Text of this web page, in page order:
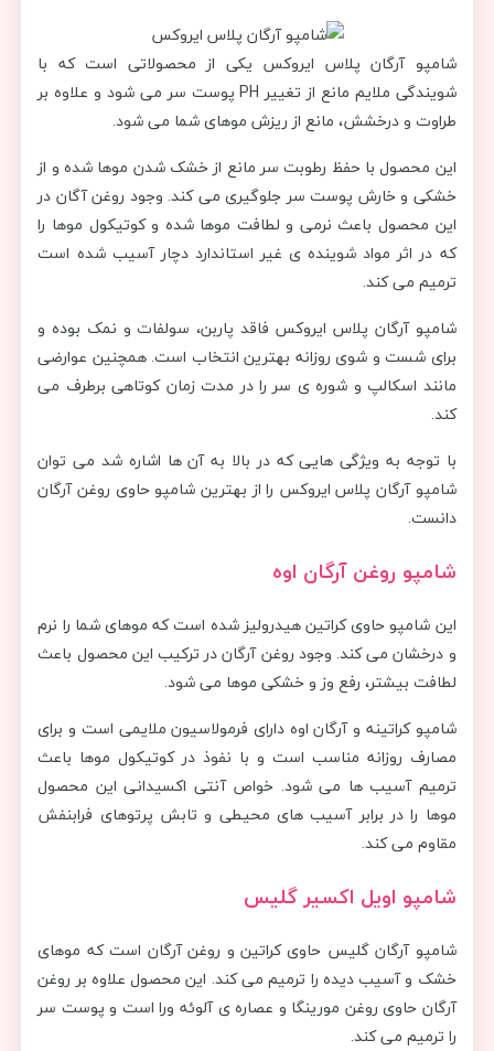
شامپو آرگان پلاس ایروکس یکی از محصولاتی است که با
شویندگی ملایم مانع از تغییر PH پوست سر می شود و علاوه بر
طراوت و درخشش، مانع از ریزش موهای شما می شود.
این محصول با حفظ رطوبت سر مانع از خشک شدن موها شده و از
خشکی و خارش پوست سر جلوگیری می کند. وجود روغن آگان در
این محصول باعث نرمی و لطافت موها شده و کوتیکول موها را
که در اثر مواد شوینده ی غیر استاندارد دچار آسیب شده است
ترمیم می کند.
شامپو آرگان پلاس ایروکس فاقد پاربن، سولفات و نمک بوده و
برای شست و شوی روزانه بهترین انتخاب است. همچنین عوارضی
مانند اسکالپ و شوره ی سر را در مدت زمان کوتاهی برطرف می
کند.
با توجه به ویژگی هایی که در بالا به آن ها اشاره شد می توان
شامپو آرگان پلاس ایروکس را از بهترین شامپو حاوی روغن آرگان
دانست.
شامپو روغن آرگان اوه
این شامپو حاوی کراتین هیدرولیز شده است که موهای شما را نرم
و درخشان می کند. وجود روغن آرگان در ترکیب این محصول باعث
لطافت بیشتر، رفع وز و خشکی موها می شود.
شامپو کراتینه و آرگان اوه دارای فرمولاسیون ملایمی است و برای
مصارف روزانه مناسب است و با نفوذ در کوتیکول موها باعث
ترمیم آسیب ها می شود. خواص آنتی اکسیدانی این محصول
موها را در برابر آسیب های محیطی و تابش پرتوهای فرابنفش
مقاوم می کند.
شامپو اویل اکسیر گلیس
شامپو آرگان گلیس حاوی کراتین و روغن آرگان است که موهای
خشک و آسیب دیده را ترمیم می کند. این محصول علاوه بر روغن
آرگان حاوی روغن مورینگا و عصاره ی آلوئه ورا است و پوست سر
را ترمیم می کند.